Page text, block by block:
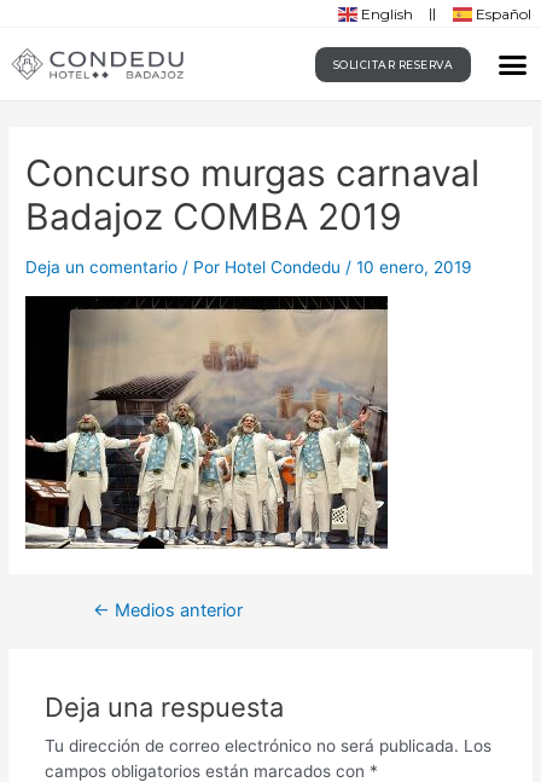
English Español
SOLICITAR RESERVA
Concurso murgas carnaval
Badajoz COMBA 2019
Deja un comentario / Por Hotel Condedu /10 enero, 2019
← Medios anterior
Deja una respuesta
Tu dirección de correo electrónico no será publicada. Los
campos obligatorios están marcados con *